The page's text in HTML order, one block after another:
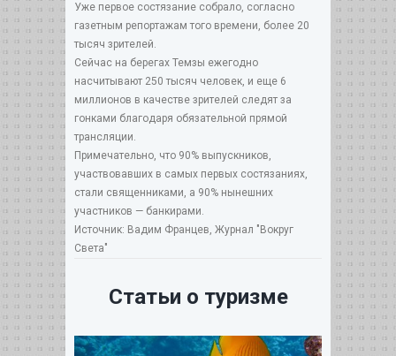
Уже первое состязание собрало, согласно
газетным репортажам того времени, более 20
тысяч зрителей.
Сейчас на берегах Темзы ежегодно
насчитывают 250 тысяч человек, и еще 6
миллионов в качестве зрителей следят за
гонками благодаря обязательной прямой
трансляции.
Примечательно, что 90% выпускников,
участвовавших в самых первых состязаниях,
стали священниками, а 90% нынешних
участников — банкирами.
Источник: Вадим Францев, Журнал "Вокруг
Света"
Статьи о туризме